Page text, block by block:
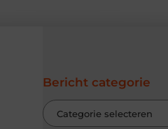
Bericht categorie